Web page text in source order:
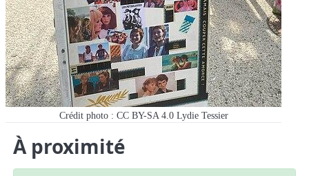
Crédit photo : CC BY-SA 4.0 Lydie Tessier
À proximité